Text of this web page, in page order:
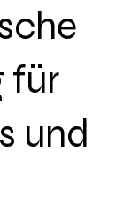
für
und